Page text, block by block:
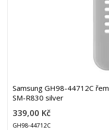
Samsung GH98-44712C
SM-R830 silver
339,00 Kč
GH98-44712C